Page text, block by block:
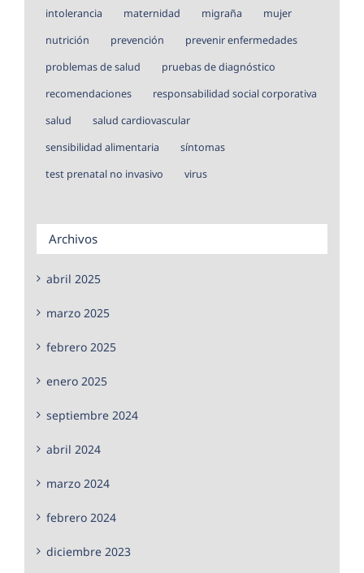
intolerancia
maternidad migraña
mujer
nutrición
prevención
prevenir enfermedades
problemas de salud
pruebas de diagnóstico
recomendaciones
responsabilidad social corporativa
salud
salud cardiovascular
sensibilidad alimentaria
síntomas
test prenatal no invasivo
virus
Archivos
abril 2025
marzo 2025
febrero 2025
enero 2025
septiembre 2024
abril 2024
marzo 2024
febrero 2024
diciembre 2023